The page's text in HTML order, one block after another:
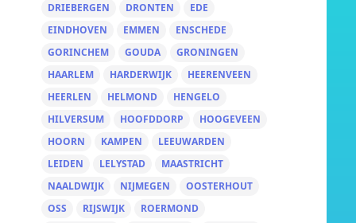
DRIEBERGEN
DRONTEN
EDE
EINDHOVEN
EMMEN
ENSCHEDE
GORINCHEM
GOUDA
GRONINGEN
HAARLEM
HARDERWIJK
HEERENVEEN
HEERLEN
HELMOND
HENGELO
HILVERSUM
HOOFDDORP
HOOGEVEEN
HOORN
KAMPEN
LEEUWARDEN
LEIDEN
LELYSTAD
MAASTRICHT
NAALDWIJK
NIJMEGEN
OOSTERHOUT
OSS
RIJSWIJK
ROERMOND